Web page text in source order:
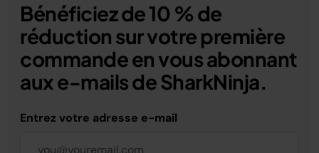
Bénéficiez de 10 % de
réduction sur votre première
commande en vous abonnant
aux e-mails de SharkNinja.
Entrez votre adresse e-mail